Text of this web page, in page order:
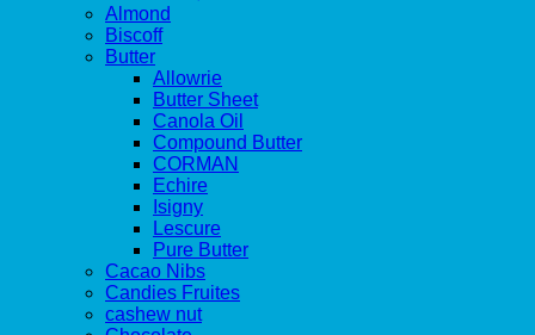
Almond
Biscoff
Butter
Allowrie
Butter Sheet
Canola Oil
Compound Butter
CORMAN
Echire
Isigny
Lescure
Pure Butter
Cacao Nibs
Candies Fruites
cashew nut